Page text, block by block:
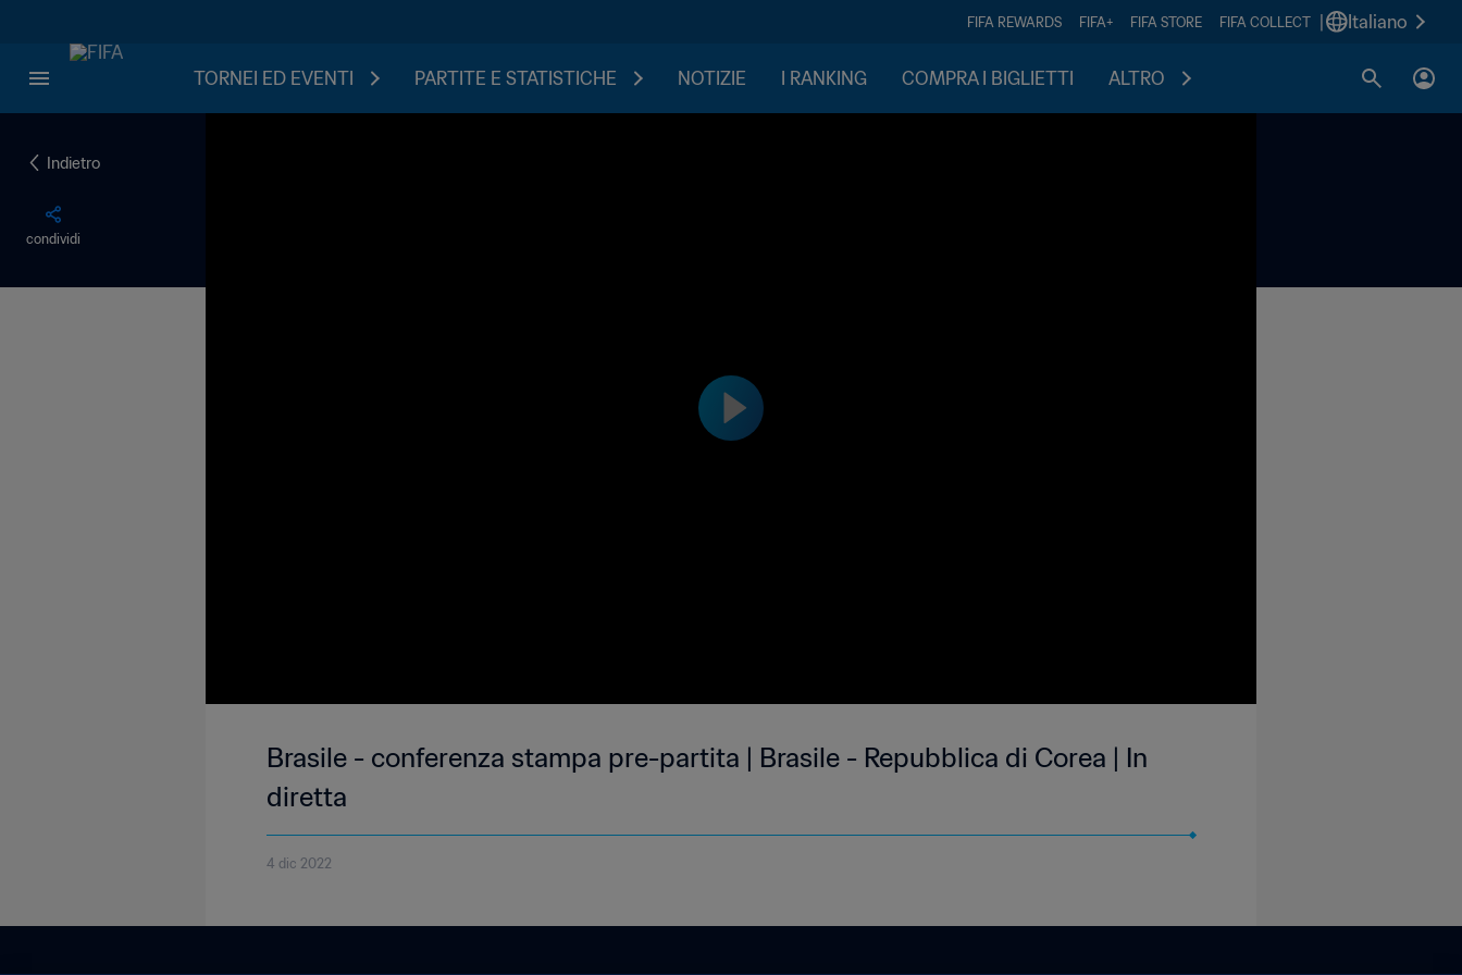
FIFA REWARDS FIFA+ FIFA STORE FIFA COLLECT Italiano
TORNEI ED EVENTI PARTITE E STATISTICHE NOTIZIE I RANKING COMPRA I BIGLIETTI ALTRO
Indietro
condividi
Brasile - conferenza stampa pre-partita | Brasile - Repubblica di Corea | In
diretta
4 dic 2022